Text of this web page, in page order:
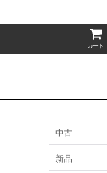
カート
中古
新品